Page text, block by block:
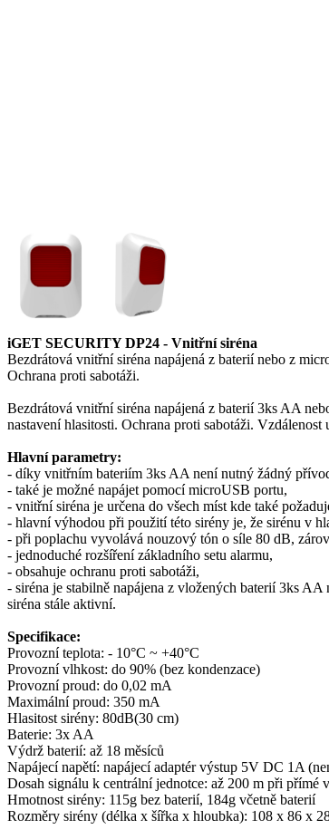
iGET SECURITY DP24 - Vnitřní siréna
Bezdrátová vnitřní siréna napájená z baterií nebo z
Ochrana proti sabotáži.
Bezdrátová vnitřní siréna napájená z baterií 3ks AA
nastavení hlasitosti. Ochrana proti sabotáži.
Hlavní parametry:
- díky vnitřním bateriím 3ks AA není nutný žádný
- také je možné napájet pomocí microUSB portu,
- vnitřní siréna je určena do všech míst kde také
- hlavní výhodou při použití této sirény je, že sirénu v
- při poplachu vyvolává nouzový tón o síle 80 dB,
- jednoduché rozšíření základního setu alarmu,
- obsahuje ochranu proti sabotáži,
- siréna je stabilně napájena z vložených baterií 3ks
siréna stále aktivní.
Specifikace:
Provozní teplota: - 10°C ~ +40°C
Provozní vlhkost: do 90% (bez kondenzace)
Provozní proud: do 0,02 mA
Maximální proud: 350 mA
Hlasitost sirény: 80dB(30 cm)
Baterie: 3x AA
Výdrž baterií: až 18 měsíců
Napájecí napětí: napájecí adaptér výstup 5V DC 1A
Dosah signálu k centrální jednotce: až 200 m při přímé
Hmotnost sirény: 115g bez baterií, 184g včetně baterií
Rozměry sirény (délka x šířka x hloubka): 108 x 86 x